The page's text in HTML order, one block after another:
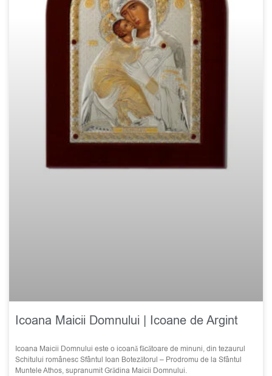
Icoana Maicii Domnului | Icoane de Argint
Icoana Maicii Domnului este o icoană făcătoare de minuni, din tezaurul
Schitului românesc Sfântul Ioan Botezătorul – Prodromu de la Sfântul
Muntele Athos, supranumit Grădina Maicii Domnului.